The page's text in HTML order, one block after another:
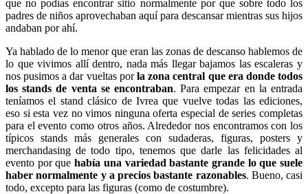
que no podías encontrar sitio normalmente por que sobre todo los
padres de niños aprovechaban aquí para descansar mientras sus hijos
andaban por ahí.
Ya hablado de lo menor que eran las zonas de descanso hablemos de
lo que vivimos allí dentro, nada más llegar bajamos las escaleras y
nos pusimos a dar vueltas porla zona central que era donde todos
los stands de venta se encontraban. Para empezar en la entrada
teníamos el stand clásico de Ivrea que vuelve todas las ediciones,
eso si esta vez no vimos ninguna oferta especial de series completas
para el evento como otros años. Alrededor nos encontramos con los
típicos stands más generales con sudaderas, figuras, posters y
merchandasing de todo tipo, tenemos que darle las felicidades al
evento por quehabía una variedad bastante grande lo que suele
haber normalmente y a precios bastante razonables. Bueno, casi
todo, excepto para las figuras (como de costumbre).